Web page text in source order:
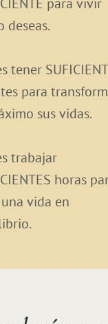
para vivir
deseas.
tener
para
sus vidas.
trabajar
horas
vida en